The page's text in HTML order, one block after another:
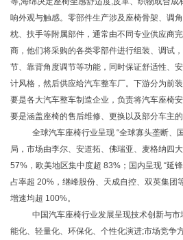
响外观与触感。零部件生产涉及座椅骨架、调
枕、扶手等附属部件，通常由不同专业供应商
商，他们将采购的各类零部件进行组装、调试
节、靠背角度调节等功能，同时保证舒适性、
计风格，然后供应给汽车整车厂。下游分为前
要是各大汽车整车制造企业，负责将汽车座椅
要是涵盖座椅的售后维修、更换以及部分车主的
全球汽车座椅行业呈现 “全球寡头垄断、
局 ， 市场由李尔、安道拓、佛瑞亚、麦格纳四
57%，欧美地区集中度超 83%；国内呈现 “延
占率超 20%，继峰股份、天成自控、双英集团
增速均超 100%。
中国汽车座椅行业发展呈现技术创新与
能化、轻量化、环保化、个性化演进;市场竞争